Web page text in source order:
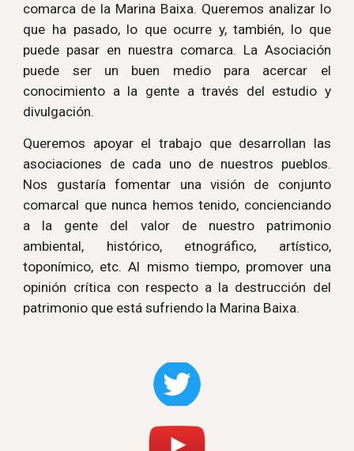
comarca de la Marina Baixa. Queremos analizar lo
que ha pasado, lo que ocurre y, también, lo que
puede pasar en nuestra comarca. La Asociación
puede ser un buen medio para acercar el
conocimiento a la gente a través del estudio y
divulgación.
Queremos apoyar el trabajo que desarrollan las
asociaciones de cada uno de nuestros pueblos.
Nos gustaría fomentar una visión de conjunto
comarcal que nunca hemos tenido, concienciando
a la gente del valor de nuestro patrimonio
ambiental, histórico, etnográfico, artístico,
toponímico, etc. Al mismo tiempo, promover una
opinión crítica con respecto a la destrucción del
patrimonio que está sufriendo la Marina Baixa.